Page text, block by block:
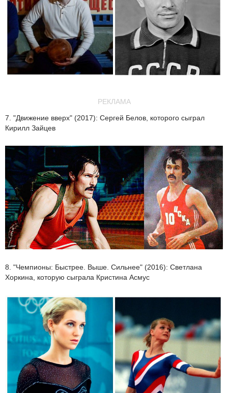
РЕКЛАМА
7. "Движение вверх" (2017): Сергей Белов, которого сыграл
Кирилл Зайцев
8. "Чемпионы: Быстрее. Выше. Сильнее" (2016): Светлана
Хоркина, которую сыграла Кристина Асмус